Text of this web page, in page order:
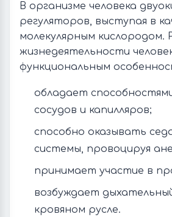
В организме человека
регуляторов, выступая в
молекулярным кислородом.
жизнедеятельности
функциональным
обладает
сосудов и капилляров;
способно оказывать
системы, провоцируя
принимает участие в
возбуждает
кровяном русле.